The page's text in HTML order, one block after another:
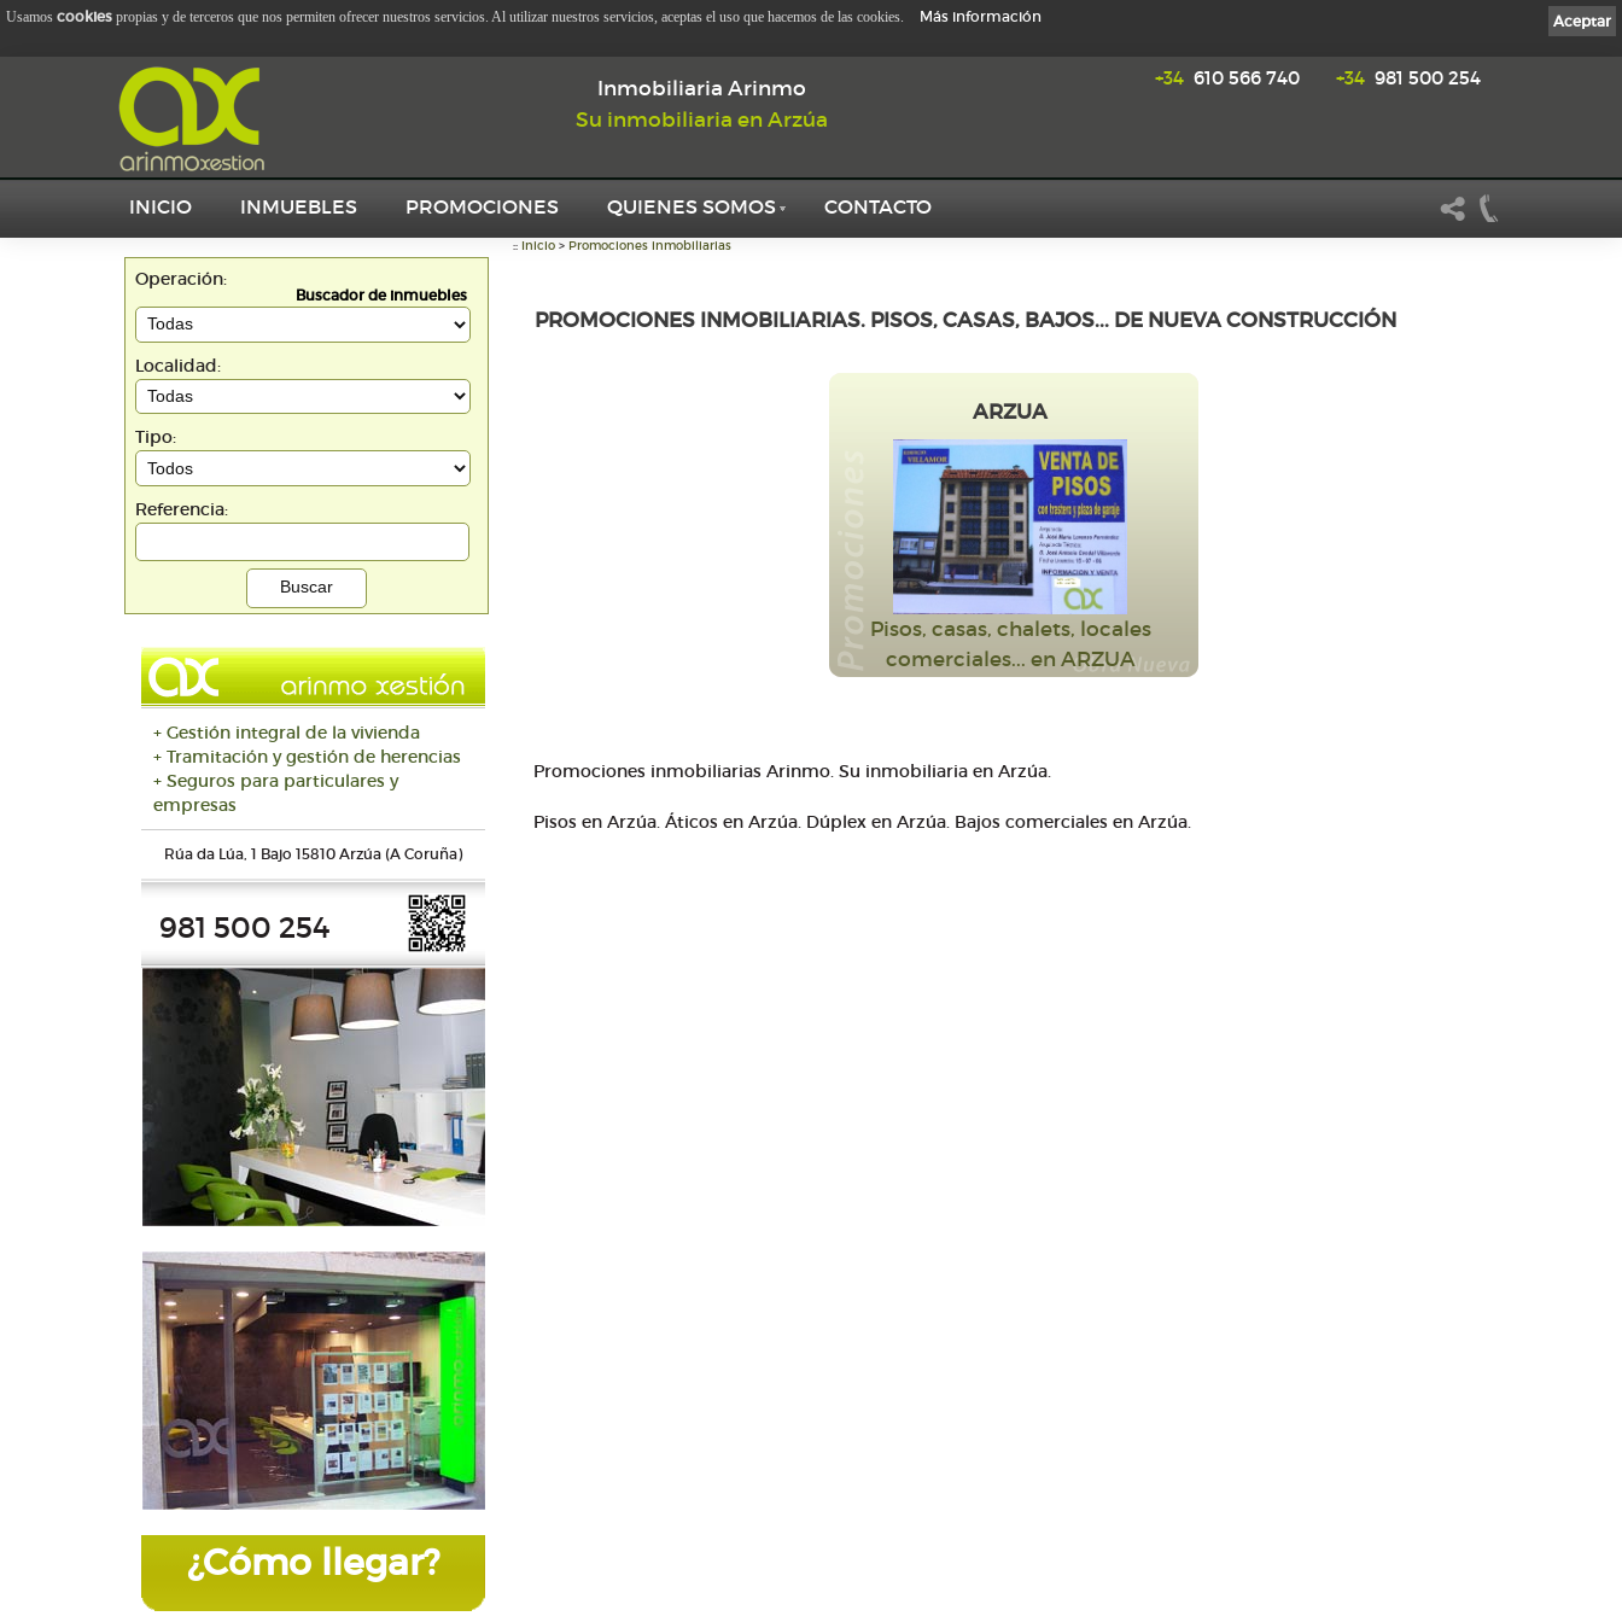
Inmobiliaria Arinmo
Su inmobiliaria en Arzúa
+34 981 500 254
+34 610 566 740
INICIO INMUEBLES PROMOCIONES QUIENES SOMOS CONTACTO
Buscador de inmuebles
Operación:
Localidad:
Tipo:
Referencia:
+ Gestión integral de la vivienda
+ Tramitación y gestión de herencias
+ Seguros para particulares y
empresas
Rúa da Lúa, 1 Bajo 15810 Arzúa (A Coruña)
981 500 254
¿Cómo llegar?
:: Inicio > Promociones inmobiliarias
PROMOCIONES INMOBILIARIAS. PISOS, CASAS, BAJOS... DE NUEVA CONSTRUCCIÓN
ARZUA
Pisos, casas, chalets, locales
comerciales... en ARZUA
Promociones inmobiliarias Arinmo. Su inmobiliaria en Arzúa.
Pisos en Arzúa. Áticos en Arzúa. Dúplex en Arzúa. Bajos comerciales en Arzúa.
Aceptar
Usamos cookies propias y de terceros que nos permiten ofrecer nuestros servicios. Al utilizar nuestros servicios, aceptas el uso que hacemos de las cookies. Más información